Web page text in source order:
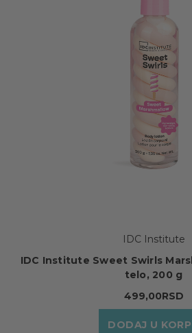
IDC Institute
IDC Institute Sweet Swirls
telo, 200 g
499,00RSD
DODAJ U